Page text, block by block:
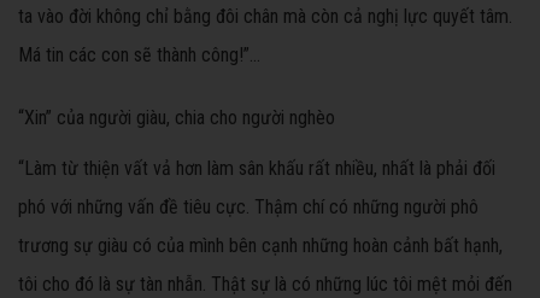
ta vào đời không chỉ bằng đôi chân mà còn cả nghị lực quyết tâm.
Má tin các con sẽ thành công!”…
“Xin” của người giàu, chia cho người nghèo
“Làm từ thiện vất vả hơn làm sân khấu rất nhiều, nhất là phải đối
phó với những vấn đề tiêu cực. Thậm chí có những người phô
trương sự giàu có của mình bên cạnh những hoàn cảnh bất hạnh,
tôi cho đó là sự tàn nhẫn. Thật sự là có những lúc tôi mệt mỏi đến